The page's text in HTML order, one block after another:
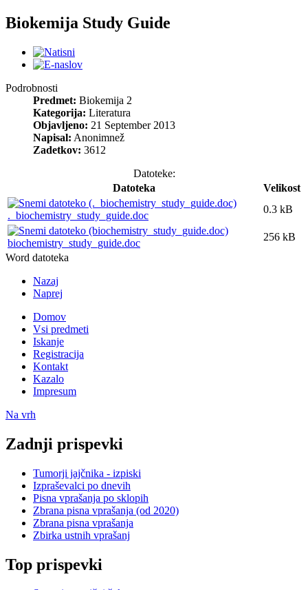
Biokemija Study Guide
Podrobnosti
Predmet: Biokemija 2
Kategorija: Literatura
Objavljeno: 21 September 2013
Napisal: Anonimnež
Zadetkov: 3612
Datoteke:
Datoteka
Velikost
._biochemistry_study_guide.doc
0.3 kB
biochemistry_study_guide.doc
256 kB
Word datoteka
Nazaj
Naprej
Domov
Vsi predmeti
Iskanje
Registracija
Kontakt
Kazalo
Impresum
Na vrh
Zadnji prispevki
Tumorji jajčnika - izpiski
Izpraševalci po dnevih
Pisna vprašanja po sklopih
Zbrana pisna vprašanja (od 2020)
Zbrana pisna vprašanja
Zbirka ustnih vprašanj
Top prispevki